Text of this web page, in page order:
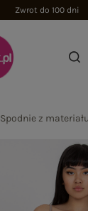
Zwrot do 100 dni
Spodnie z materiału